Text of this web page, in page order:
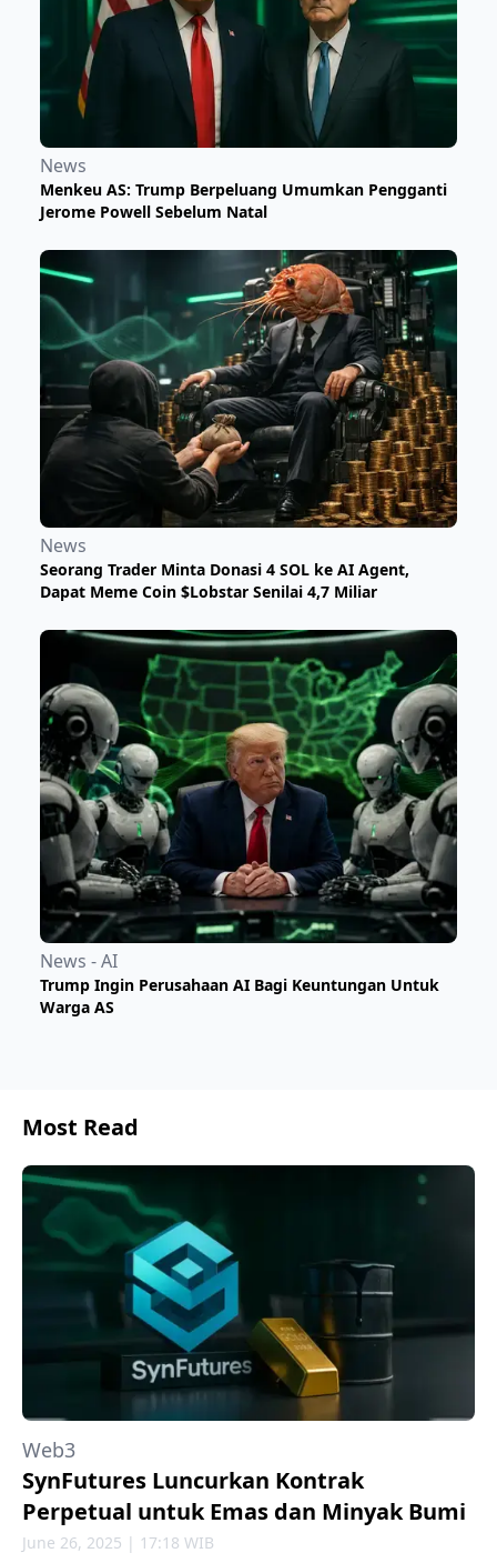
News
Menkeu AS: Trump Berpeluang Umumkan Pengganti
Jerome Powell Sebelum Natal
News
Seorang Trader Minta Donasi 4 SOL ke AI Agent,
Dapat Meme Coin $Lobstar Senilai 4,7 Miliar
News - AI
Trump Ingin Perusahaan AI Bagi Keuntungan Untuk
Warga AS
Most Read
Web3
SynFutures Luncurkan Kontrak
Perpetual untuk Emas dan Minyak Bumi
June 26, 2025 | 17:18 WIB